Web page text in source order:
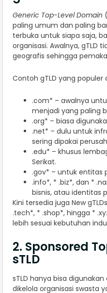
Generic Top-Level Domain
paling umum dan paling
terbuka untuk siapa saja,
organisasi. Awalnya, gTLD
geografis sehingga
Contoh gTLD yang populer
.com* – awalnya
menjadi yang paling
.org* – biasa
.net* – dulu untuk
sering dipakai
.edu* – khusus
Serikat.
.gov* – untuk entitas
.info*, * .biz*, dan *
bisnis, atau identitas
Kini tersedia juga New
.tech*, * .shop*, hingga *
lebih sesuai kebutuhan
2. Sponsored
sTLD
sTLD hanya bisa
dikelola organisasi swasta